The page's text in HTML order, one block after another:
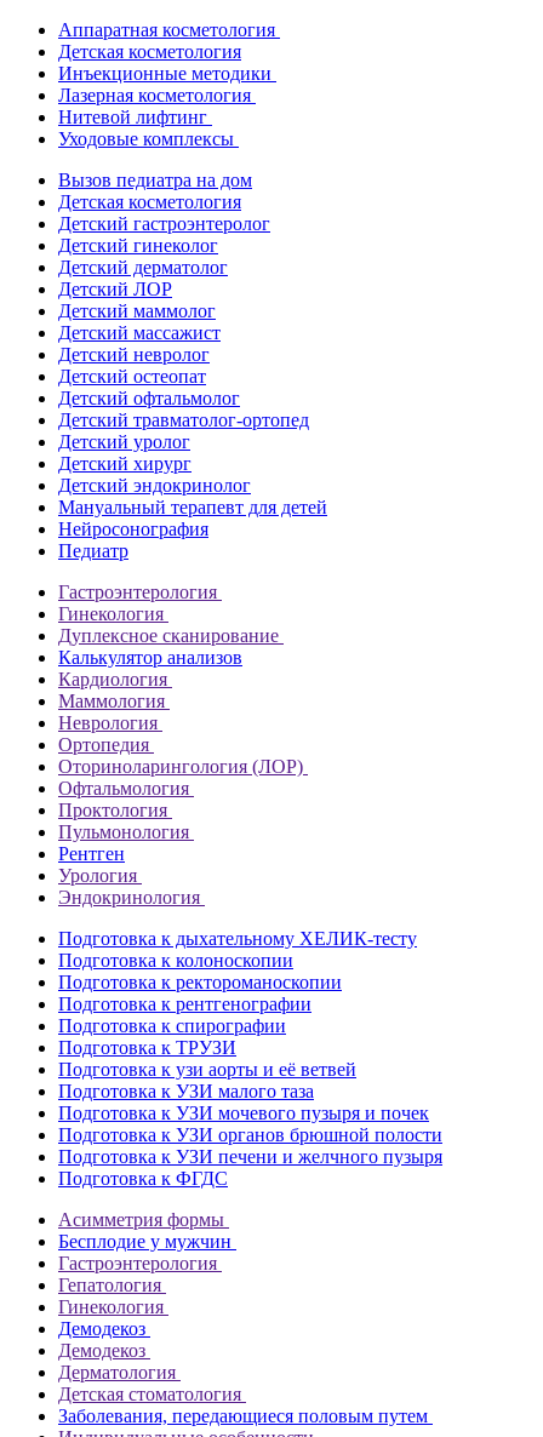
Аппаратная косметология
Детская косметология
Инъекционные методики
Лазерная косметология
Нитевой лифтинг
Уходовые комплексы
Вызов педиатра на дом
Детская косметология
Детский гастроэнтеролог
Детский гинеколог
Детский дерматолог
Детский ЛОР
Детский маммолог
Детский массажист
Детский невролог
Детский остеопат
Детский офтальмолог
Детский травматолог-ортопед
Детский уролог
Детский хирург
Детский эндокринолог
Мануальный терапевт для детей
Нейросонография
Педиатр
Гастроэнтерология
Гинекология
Дуплексное сканирование
Калькулятор анализов
Кардиология
Маммология
Неврология
Ортопедия
Оториноларингология (ЛОР)
Офтальмология
Проктология
Пульмонология
Рентген
Урология
Эндокринология
Подготовка к дыхательному ХЕЛИК-тесту
Подготовка к колоноскопии
Подготовка к ректороманоскопии
Подготовка к рентгенографии
Подготовка к спирографии
Подготовка к ТРУЗИ
Подготовка к узи аорты и её ветвей
Подготовка к УЗИ малого таза
Подготовка к УЗИ мочевого пузыря и почек
Подготовка к УЗИ органов брюшной полости
Подготовка к УЗИ печени и желчного пузыря
Подготовка к ФГДС
Асимметрия формы
Бесплодие у мужчин
Гастроэнтерология
Гепатология
Гинекология
Демодекоз
Демодекоз
Дерматология
Детская стоматология
Заболевания, передающиеся половым путем